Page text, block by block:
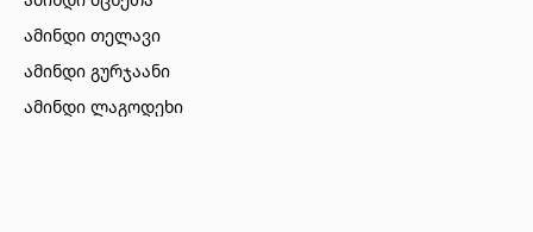
ამინდი თელავი
ამინდი გურჯაანი
ამინდი ლაგოდეხი